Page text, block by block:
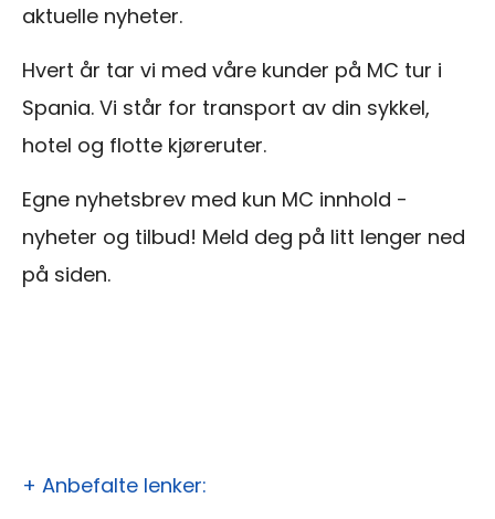
aktuelle nyheter.
Hvert år tar vi med våre kunder på MC tur i
Spania. Vi står for transport av din sykkel,
hotel og flotte kjøreruter.
Egne nyhetsbrev med kun MC innhold -
nyheter og tilbud! Meld deg på litt lenger ned
på siden.
+ Anbefalte lenker: